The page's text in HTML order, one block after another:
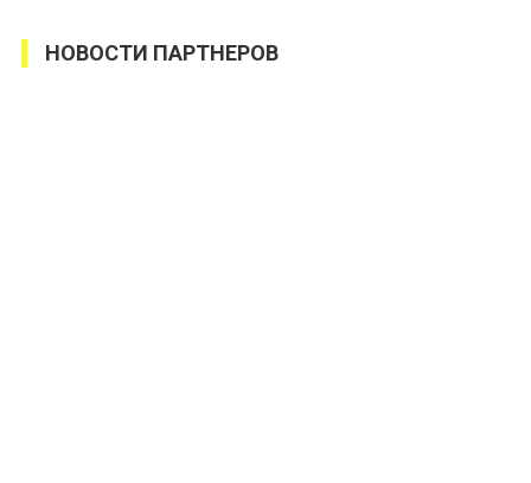
НОВОСТИ ПАРТНЕРОВ